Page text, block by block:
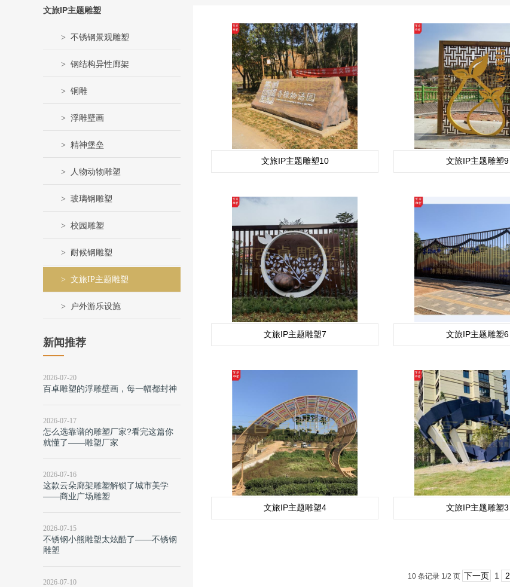
文旅IP主题雕塑
不锈钢景观雕塑
钢结构异性廊架
铜雕
浮雕壁画
精神堡垒
人物动物雕塑
玻璃钢雕塑
校园雕塑
耐候钢雕塑
文旅IP主题雕塑
户外游乐设施
新闻推荐
2026-07-20
百卓雕塑的浮雕壁画，每一幅都封神
2026-07-17
怎么选靠谱的雕塑厂家?看完这篇你
就懂了——雕塑厂家
2026-07-16
这款云朵廊架雕塑解锁了城市美学
——商业广场雕塑
2026-07-15
不锈钢小熊雕塑太炫酷了——不锈钢
雕塑
2026-07-10
文旅IP主题雕塑10 文旅IP主题雕塑9
文旅IP主题雕塑7 文旅IP主题雕塑6
文旅IP主题雕塑4 文旅IP主题雕塑3
10 条记录 1/2 页 下一页 1 2